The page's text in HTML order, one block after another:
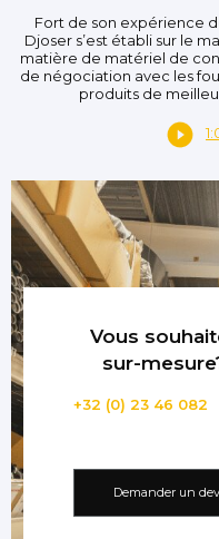
Fort de son expérience
Djoser s’est établi sur le
matière de matériel de
de négociation avec les
produits de
Vous
sur-
+32 (0) 23 46 082
Demander un